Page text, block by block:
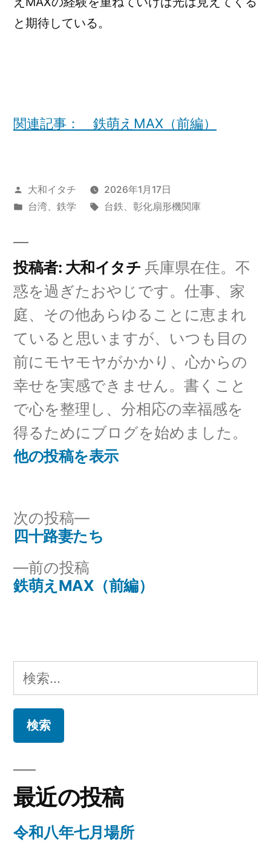
と期待している。
関連記事： 鉄萌えMAX（前編）
投
稿
大和イタチ
2026年1月17日
カ
ゴ
ー:
台湾、 鉄学
タ
台鉄 彰化扇形機関庫
投稿者: 大和イタチ 兵庫県在住。不
惑を過ぎたおやじです。仕事、家
庭、その他あらゆることに恵まれ
ていると思いますが、いつも目の
前にモヤモヤがかかり、心からの
幸せを実感できません。書くこと
で心を整理し、分相応の幸福感を
得るためにブログを始めました。
他の投稿を表示
投
稿
ナ
ゲ
シ
ョ
前の投稿
の
鉄萌えMAX（前編）
次の投稿
次
の
四十路妻たち
検
索:
最近の投稿
令和八年七月場所